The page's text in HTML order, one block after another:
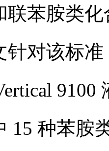
联苯胺类
对该标准
15 种苯胺